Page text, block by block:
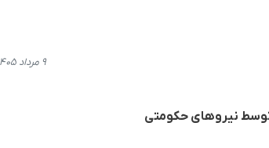
۹ مرداد ۱۴۰۵، ۱۵:۴۰
توسط نیروهای حکومتی